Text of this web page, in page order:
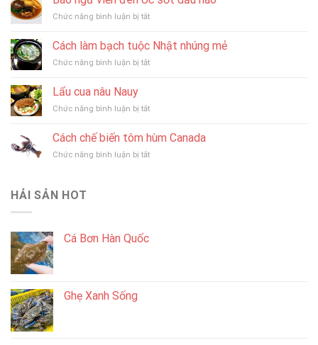
đế
đông
vì
giá
Chức năng bình luận bị tắtở
ngư
viền
đen
hào
Cách làm bạch tuộc Nhật nhúng mẻ
Chức năng bình luận bị tắtở
tuộc
nhúng
Lẩu cua nâu Nauy
Chức năng bình luận bị tắtở
cua
nâu
Nauy
Cách chế biến tôm hùm Canada
Chức năng bình luận bị tắtở
HẢI SẢN HOT
Cá Bơn Hàn Quốc
Ghẹ Xanh Sống